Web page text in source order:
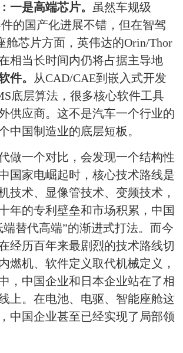
一是高端芯片。 虽然车规级
的国产化进展不错，但在智驾
舱芯片方面，英伟达的Orin/Thor
相当长时间内仍将占据主导地
件。 从CAD/CAE到嵌入式开发
底层算法，很多核心软件工具
供应商。这不是汽车一个行业的
中国制造业的底层短板。
做一个对比，会发现一个结构性
国家电崛起时，核心技术路线是
技术、显像管技术、变频技术，
年的专利壁垒和市场积累，中国
端替代高端”的渐进式打法。而今
经历百年来最剧烈的技术路线切
燃机、软件定义取代机械定义，
，中国企业和日本企业站在了相
上。在电池、电驱、智能座舱这
中国企业甚至已经实现了局部领